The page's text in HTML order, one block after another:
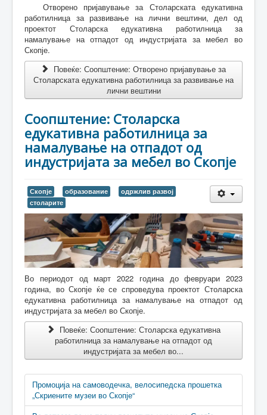
Отворено пријавување за Столарската едукативна
работилница за развивање на лични вештини, дел од
проектот Столарска едукативна работилница за
намалување на отпадот од индустријата за мебел во
Скопје.
Повеќе: Соопштение: Отворено пријавување за
Столарската едукативна работилница за развивање на
лични вештини
Соопштение: Столарска
едукативна работилница за
намалување на отпадот од
индустријата за мебел во Скопје
Скопје образование
одржлив развој
столарите
Во периодот од март 2022 година до февруари 2023
година, во Скопје ќе се спроведува проектот Столарска
едукативна работилница за намалување на отпадот од
индустријата за мебел во Скопје.
Повеќе: Соопштение: Столарска едукативна
работилница за намалување на отпадот од
индустријата за мебел во...
Промоција на самоводечка, велосипедска прошетка
„Скриените музеи во Скопје“